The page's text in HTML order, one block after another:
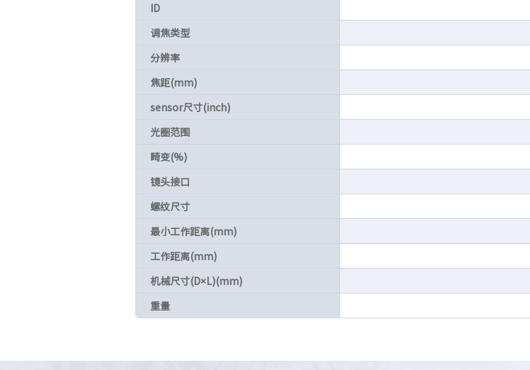
ID
调焦类型
分辨率
焦距(mm)
sensor尺寸(inch)
光圈范围
畸变(%)
镜头接口
螺纹尺寸
最小工作距离(mm)
工作距离(mm)
机械尺寸(D×L)(mm)
重量